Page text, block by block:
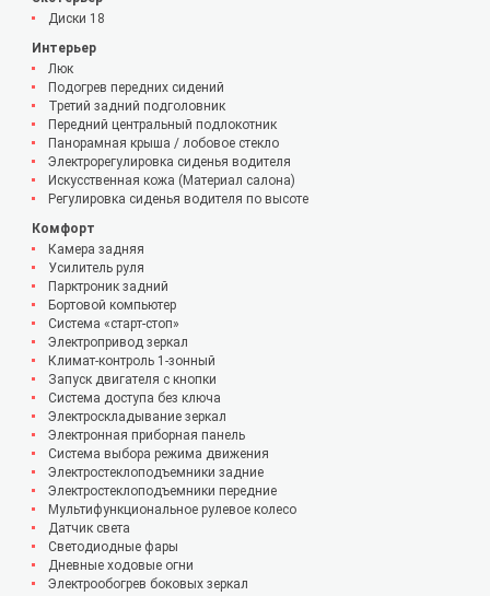
Диски 18
Интерьер
Люк
Подогрев передних сидений
Третий задний подголовник
Передний центральный подлокотник
Панорамная крыша / лобовое стекло
Электрорегулировка сиденья водителя
Искусственная кожа (Материал салона)
Регулировка сиденья водителя по высоте
Комфорт
Камера задняя
Усилитель руля
Парктроник задний
Бортовой компьютер
Система «старт-стоп»
Электропривод зеркал
Климат-контроль 1-зонный
Запуск двигателя с кнопки
Система доступа без ключа
Электроскладывание зеркал
Электронная приборная панель
Система выбора режима движения
Электростеклоподъемники задние
Электростеклоподъемники передние
Мультифункциональное рулевое колесо
Датчик света
Светодиодные фары
Дневные ходовые огни
Электрообогрев боковых зеркал